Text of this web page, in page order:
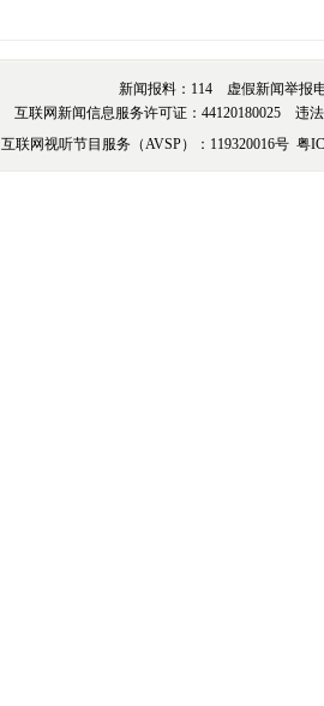
新闻报料：114 虚假新闻举报电
互联网新闻信息服务许可证：44120180025 违
互联网视听节目服务（AVSP）：119320016号粤